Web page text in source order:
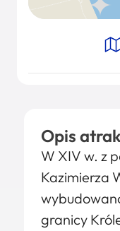
Opis
W XIV w. z
Kazimierza
granicy